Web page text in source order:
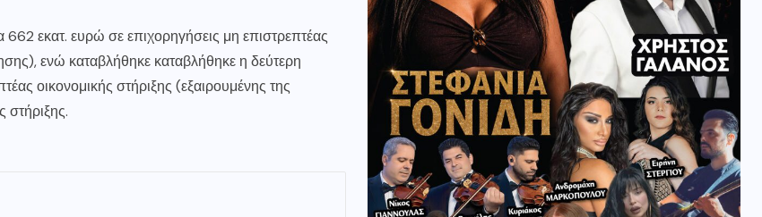
εκατ. ευρώ σε επιχορηγήσεις μη επιστρεπτέας
ενώ καταβλήθηκε καταβλήθηκε η δεύτερη
οικονομικής στήριξης (εξαιρουμένης της
στήριξης.